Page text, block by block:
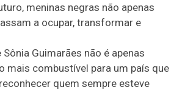
meninas negras não apenas
a ocupar, transformar e
Guimarães não é apenas
mais combustível para um país que
quem sempre esteve